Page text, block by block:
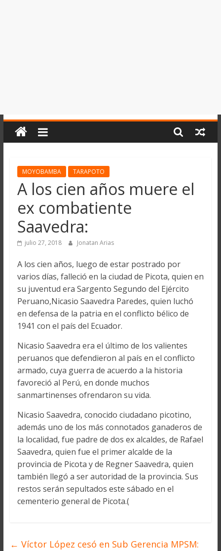
MOYOBAMBA TARAPOTO
A los cien años muere el
ex combatiente
Saavedra:
julio 27, 2018 Jonatan Arias
A los cien años, luego de estar postrado por
varios días, falleció en la ciudad de Picota, quien en
su juventud era Sargento Segundo del Ejército
Peruano,Nicasio Saavedra Paredes, quien luchó
en defensa de la patria en el conflicto bélico de
1941 con el país del Ecuador.
Nicasio Saavedra era el último de los valientes
peruanos que defendieron al país en el conflicto
armado, cuya guerra de acuerdo a la historia
favoreció al Perú, en donde muchos
sanmartinenses ofrendaron su vida.
Nicasio Saavedra, conocido ciudadano picotino,
además uno de los más connotados ganaderos de
la localidad, fue padre de dos ex alcaldes, de Rafael
Saavedra, quien fue el primer alcalde de la
provincia de Picota y de Regner Saavedra, quien
también llegó a ser autoridad de la provincia. Sus
restos serán sepultados este sábado en el
cementerio general de Picota.(
← Víctor López cesó en Sub Gerencia MPSM: